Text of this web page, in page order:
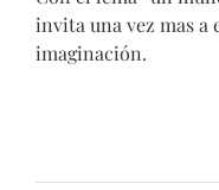
invita una vez mas a
imaginación.